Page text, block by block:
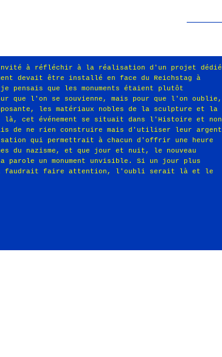
à réfléchir à la réalisation d'un projet dédié
devait être installé en face du Reichstag à
pensais que les monuments étaient plutôt
que l'on se souvienne, mais pour que l'on oublie,
les matériaux nobles de la sculpture et la
là, cet événement se situait dans l'Histoire et non
de ne rien construire mais d'utiliser leur argent
qui permettrait à chacun d'offrir une heure
du nazisme, et que jour et nuit, le nouveau
parole un monument unvisible. Si un jour plus
il faudrait faire attention, l'oubli serait là et le